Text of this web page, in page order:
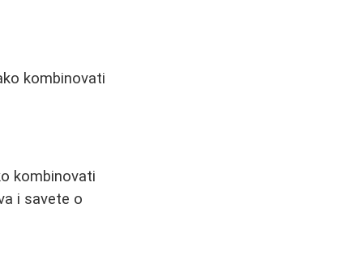
kombinovati
kombinovati
i savete o